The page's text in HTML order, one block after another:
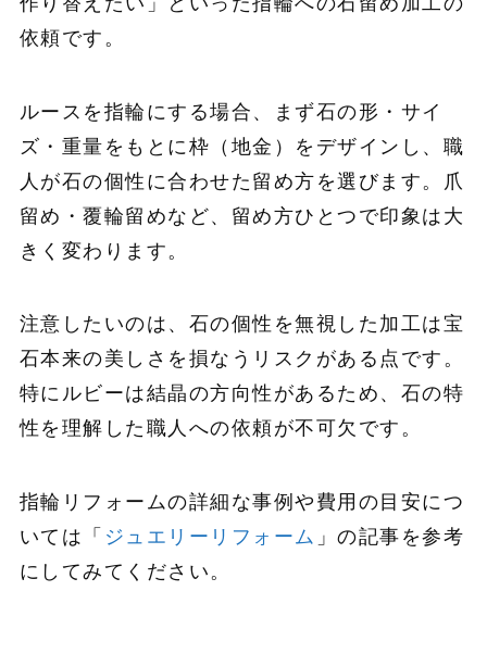
依頼です。
ルースを指輪にする場合、まず石の形・サイ
ズ・重量をもとに枠（地金）をデザインし、職
人が石の個性に合わせた留め方を選びます。爪
留め・覆輪留めなど、留め方ひとつで印象は大
きく変わります。
注意したいのは、石の個性を無視した加工は宝
石本来の美しさを損なうリスクがある点です。
特にルビーは結晶の方向性があるため、石の特
性を理解した職人への依頼が不可欠です。
指輪リフォームの詳細な事例や費用の目安につ
いては「 ジュエリーリフォーム 」の記事を参考
にしてみてください。